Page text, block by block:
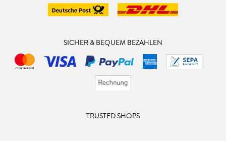
SICHER & BEQUEM BEZAHLEN
TRUSTED SHOPS